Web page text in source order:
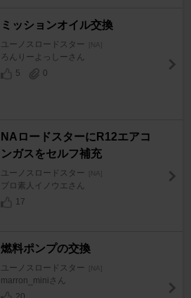
ミッションオイル交換
ユーノスロードスター [NA]
ろんりーよっしーさん
5
0
NAロードスターにR12エアコ
ンガスをセルフ補充
ユーノスロードスター [NA]
プロ素人イノウエさん
17
燃料ポンプの交換
ユーノスロードスター [NA]
marron_miniさん